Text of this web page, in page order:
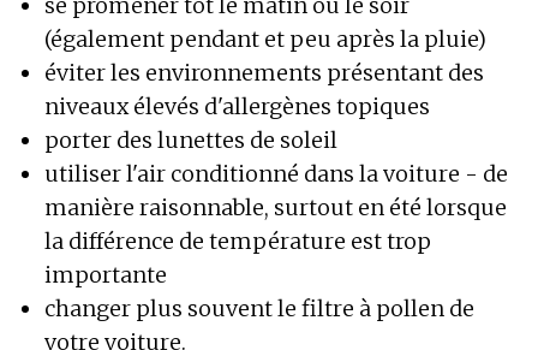
(également pendant et peu après la pluie)
éviter les environnements présentant des
niveaux élevés d'allergènes topiques
porter des lunettes de soleil
utiliser l'air conditionné dans la voiture - de
manière raisonnable, surtout en été lorsque
la différence de température est trop
importante
changer plus souvent le filtre à pollen de
votre voiture.